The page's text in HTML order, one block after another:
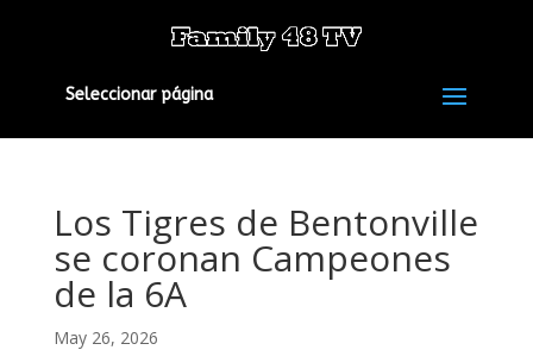
Seleccionar página
Los Tigres de Bentonville
se coronan Campeones
de la 6A
May 26, 2026